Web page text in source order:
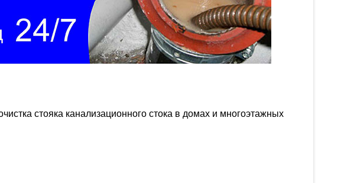
стояка канализационного стока в домах и многоэтажных